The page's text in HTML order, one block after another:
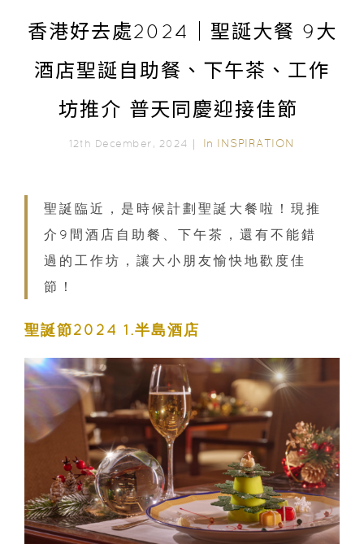
香港好去處2024｜聖誕大餐 9大
酒店聖誕自助餐、下午茶、工作
坊推介 普天同慶迎接佳節
12th December, 2024｜ In INSPIRATION
聖誕臨近，是時候計劃聖誕大餐啦！現推
介9間酒店自助餐、下午茶，還有不能錯
過的工作坊，讓大小朋友愉快地歡度佳
節！
聖誕節2024 1.半島酒店